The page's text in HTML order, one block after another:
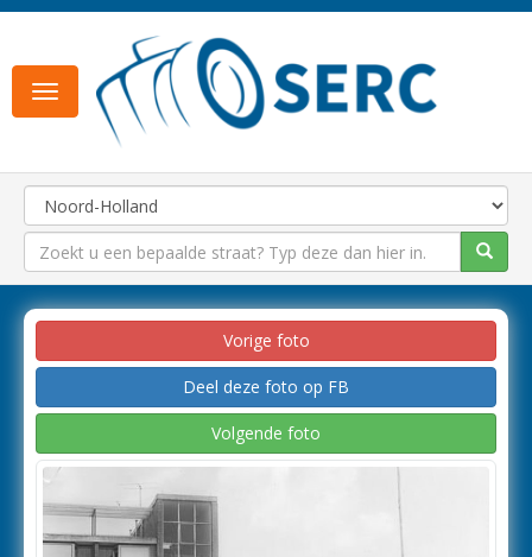
Toggle
navigation
Vorige foto
Deel deze foto op FB
Volgende foto